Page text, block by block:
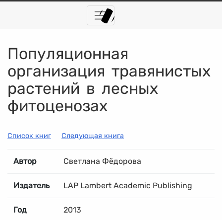
Популяционная
организация травянистых
растений в лесных
фитоценозах
Список книг Следующая книга
Автор Светлана Фёдорова
Издатель LAP Lambert Academic Publishing
Год 2013